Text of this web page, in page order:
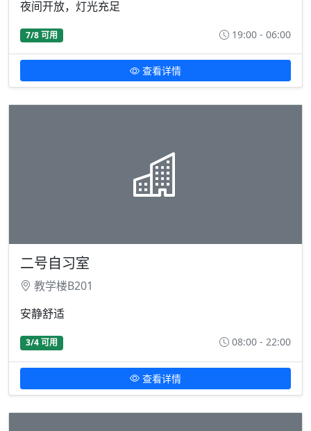
夜间开放，灯光充足
7/8 可用 19:00 - 06:00
查看详情
二号自习室
教学楼B201
安静舒适
3/4 可用 08:00 - 22:00
查看详情